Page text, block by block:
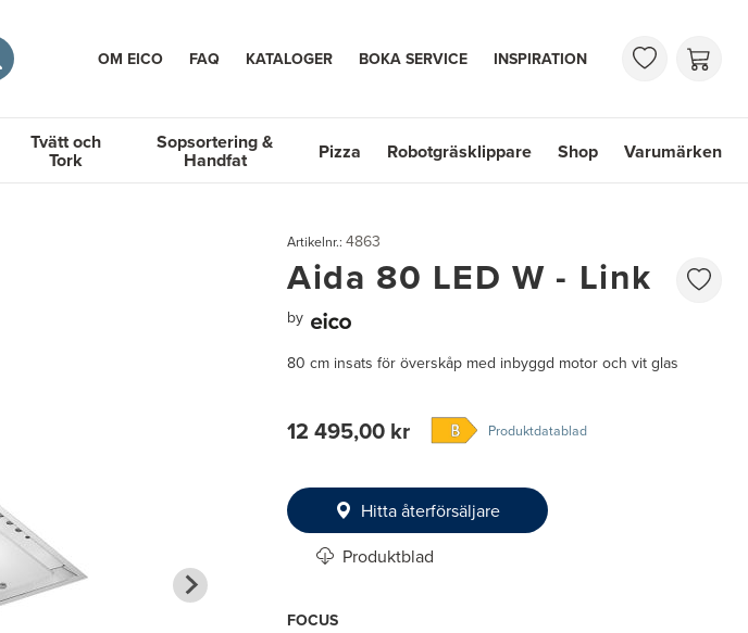
OM EICO FAQ KATALOGER BOKA SERVICE INSPIRATION
Tvätt och
Tork
Sopsortering &
Handfat Pizza Robotgräsklippare Shop Varumärken
Artikelnr.: 4863
Aida 80 LED W - Link
by
80 cm insats för överskåp med inbyggd motor och vit glas
12 495,00 kr Produktdatablad
Hitta återförsäljare
Produktblad
FOCUS